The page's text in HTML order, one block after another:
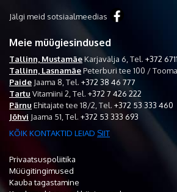
Jälgi meid sotsiaalmeedias
Meie müügiesindused
Tallinn, MustamäeKarjavälja 6, Tel. +372
Tallinn, LasnamäePeterburi tee 100 / Tooma
Paide Jaama 8, Tel. +372 38 46 777
Tartu Vitamiini 2, Tel. +372 7 426 222
Pärnu Ehitajate tee 18/2, Tel. +372 53 333 460
Jõhvi Jaama 51, Tel. +372 53 333 693
KÕIK KONTAKTID LEIAD SIIT
Privaatsuspoliitika
Müügitingimused
Kauba tagastamine